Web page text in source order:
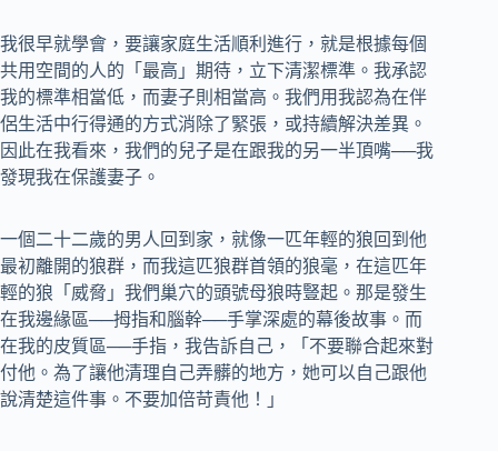
我很早就學會，要讓家庭生活順利進行，就是根據每個
共用空間的人的「最高」期待，立下清潔標準。我承認
我的標準相當低，而妻子則相當高。我們用我認為在伴
侶生活中行得通的方式消除了緊張，或持續解決差異。
因此在我看來，我們的兒子是在跟我的另一半頂嘴──我
發現我在保護妻子。
一個二十二歲的男人回到家，就像一匹年輕的狼回到他
最初離開的狼群，而我這匹狼群首領的狼毫，在這匹年
輕的狼「威脅」我們巢穴的頭號母狼時豎起。那是發生
在我邊緣區──拇指和腦幹──手掌深處的幕後故事。而
在我的皮質區──手指，我告訴自己，「不要聯合起來對
付他。為了讓他清理自己弄髒的地方，她可以自己跟他
說清楚這件事。不要加倍苛責他！」